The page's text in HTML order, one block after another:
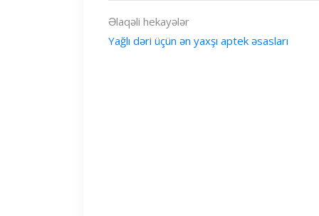
Əlaqəli hekayələr
Yağlı dəri üçün ən yaxşı aptek əsasları